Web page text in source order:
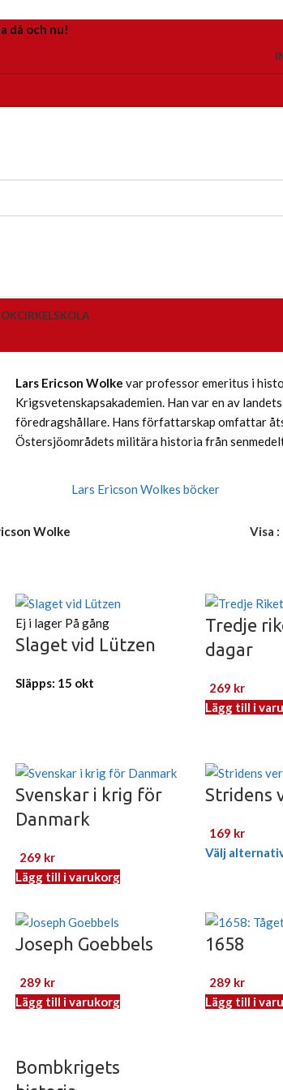
då och nu!
SKOLA
Lars Ericson Wolke var professor emeritus i
Krigsvetenskapsakademien. Han var en av
föredragshållare. Hans författarskap omfattar
Östersjöområdets militära historia från
Lars Ericson Wolkes böcker
Wolke Visa
Ej i lager På gång
Slaget vid Lützen
Släpps: 15 okt
Tredje
dagar
269 kr
Lägg till i
Svenskar i krig för
Danmark
269 kr
Lägg till i varukorg
Stridens
169 kr
Välj
Joseph Goebbels
289 kr
Lägg till i varukorg
1658
289 kr
Lägg till i
Bombkrigets